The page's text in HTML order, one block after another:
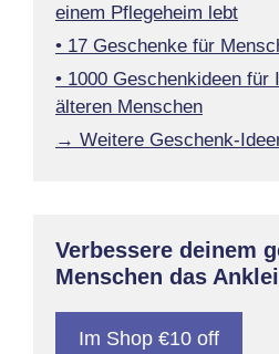
einem Pflegeheim lebt
• 17 Geschenke für
• 1000 Geschenkideen für
älteren Menschen
→ Weitere Geschenk-
Verbessere deinem
Menschen das
Im Shop €10 off